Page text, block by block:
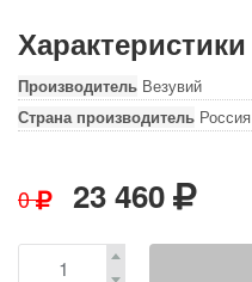
Характеристики
Производитель Везувий
Страна производитель Россия
0 23 460